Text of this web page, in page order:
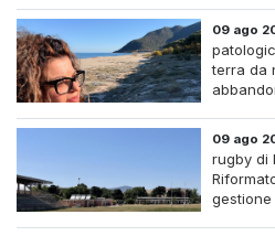
09 ago
terra da
09 ago
rugby di